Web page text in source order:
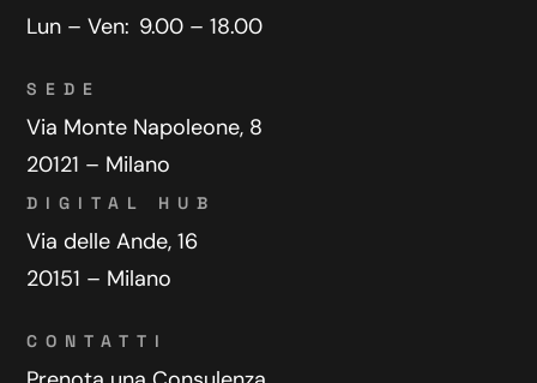
Lun – Ven: 9.00 – 18.00
SEDE
Via Monte Napoleone, 8
20121 – Milano
DIGITAL HUB
Via delle Ande, 16
20151 – Milano
CONTATTI